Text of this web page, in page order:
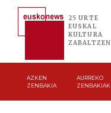
25 URTE
EUSKAL
KULTURA
ZABALTZEN
AZKEN
ZENBAKIA
AURREKO
ZENBAKIAK